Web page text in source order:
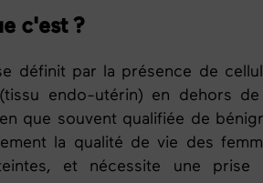
c'est ?
définit par la présence de
endo-utérin) en dehors
que souvent qualifiée de
la qualité de vie des
et nécessite une prise